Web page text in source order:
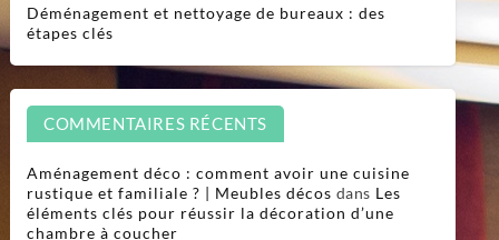
Déménagement et nettoyage de bureaux : des
étapes clés
COMMENTAIRES RÉCENTS
Aménagement déco : comment avoir une cuisine
rustique et familiale ? | Meubles décos dans Les
éléments clés pour réussir la décoration d’une
chambre à coucher